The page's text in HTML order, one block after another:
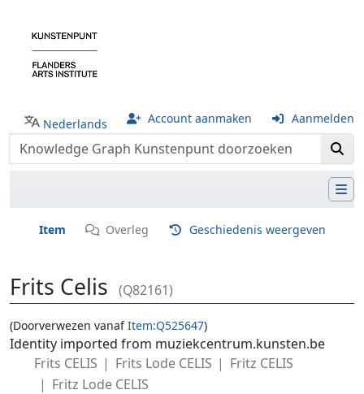
Nederlands Account aanmaken Aanmelden
Item Overleg Geschiedenis weergeven
Frits Celis (Q82161)
(Doorverwezen vanafItem:Q525647)
Ga naar: navigatie ,zoeken
Identity imported from muziekcentrum.kunsten.be
Frits CELIS
Frits Lode CELIS
Fritz CELIS
Fritz Lode CELIS